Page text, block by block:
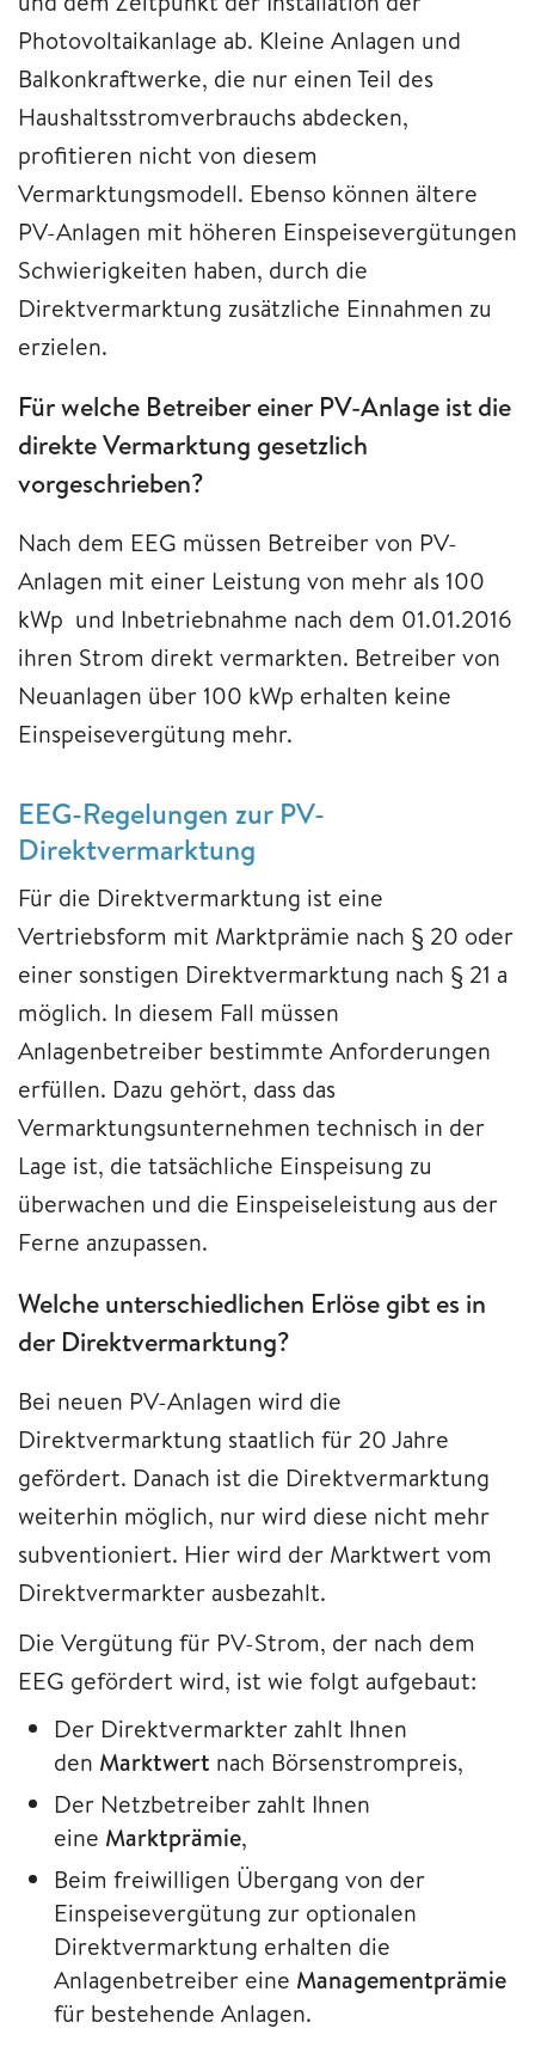
Photovoltaikanlage ab. Kleine Anlagen und
Balkonkraftwerke, die nur einen Teil des
Haushaltsstromverbrauchs abdecken,
profitieren nicht von diesem
Vermarktungsmodell. Ebenso können ältere
PV-Anlagen mit höheren Einspeisevergütungen
Schwierigkeiten haben, durch die
Direktvermarktung zusätzliche Einnahmen zu
erzielen.
Für welche Betreiber einer PV-Anlage ist die
direkte Vermarktung gesetzlich
vorgeschrieben?
Nach dem EEG müssen Betreiber von PV-
Anlagen mit einer Leistung von mehr als 100
kWp und Inbetriebnahme nach dem 01.01.2016
ihren Strom direkt vermarkten. Betreiber von
Neuanlagen über 100 kWp erhalten keine
Einspeisevergütung mehr.
EEG-Regelungen zur PV-
Direktvermarktung
Für die Direktvermarktung ist eine
Vertriebsform mit Marktprämie nach § 20 oder
einer sonstigen Direktvermarktung nach § 21 a
möglich. In diesem Fall müssen
Anlagenbetreiber bestimmte Anforderungen
erfüllen. Dazu gehört, dass das
Vermarktungsunternehmen technisch in der
Lage ist, die tatsächliche Einspeisung zu
überwachen und die Einspeiseleistung aus der
Ferne anzupassen.
Welche unterschiedlichen Erlöse gibt es in
der Direktvermarktung?
Bei neuen PV-Anlagen wird die
Direktvermarktung staatlich für 20 Jahre
gefördert. Danach ist die Direktvermarktung
weiterhin möglich, nur wird diese nicht mehr
subventioniert. Hier wird der Marktwert vom
Direktvermarkter ausbezahlt.
Die Vergütung für PV-Strom, der nach dem
EEG gefördert wird, ist wie folgt aufgebaut:
Der Direktvermarkter zahlt Ihnen
den Marktwert nach Börsenstrompreis,
Der Netzbetreiber zahlt Ihnen
eine Marktprämie,
Beim freiwilligen Übergang von der
Einspeisevergütung zur optionalen
Direktvermarktung erhalten die
Anlagenbetreiber eine Managementprämie
für bestehende Anlagen.